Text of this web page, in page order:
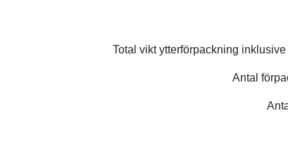
Total vikt ytterförpackning
Antal